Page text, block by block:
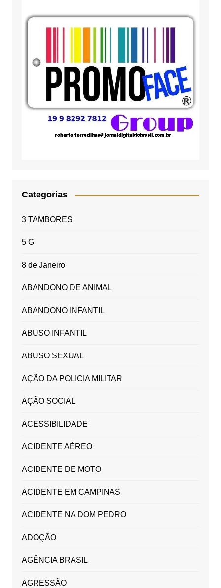
Categorias
3 TAMBORES
5 G
8 de Janeiro
ABANDONO DE ANIMAL
ABANDONO INFANTIL
ABUSO INFANTIL
ABUSO SEXUAL
AÇÃO DA POLICIA MILITAR
AÇÃO SOCIAL
ACESSIBILIDADE
ACIDENTE AÉREO
ACIDENTE DE MOTO
ACIDENTE EM CAMPINAS
ACIDENTE NA DOM PEDRO
ADOÇÃO
AGÊNCIA BRASIL
AGRESSÃO